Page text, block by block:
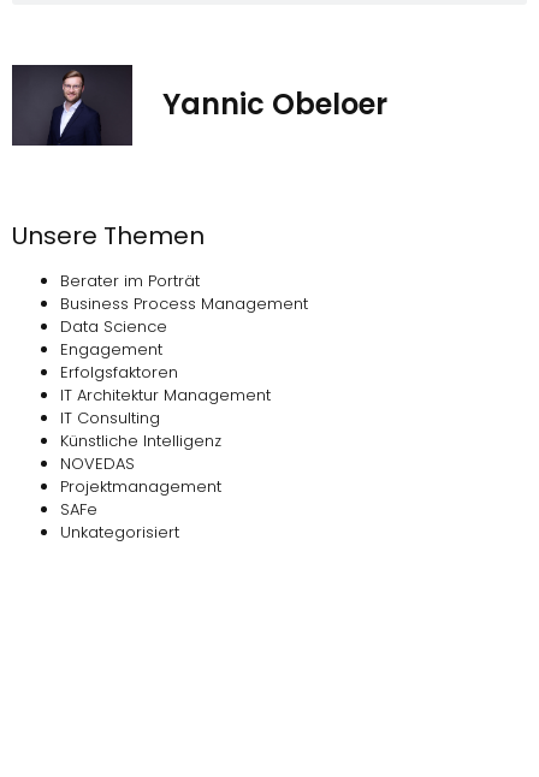
Yannic Obeloer
Unsere Themen
Berater im Porträt
Business Process Management
Data Science
Engagement
Erfolgsfaktoren
IT Architektur Management
IT Consulting
Künstliche Intelligenz
NOVEDAS
Projektmanagement
SAFe
Unkategorisiert